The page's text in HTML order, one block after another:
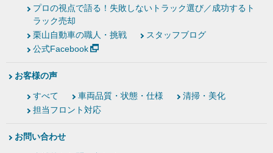
プロの視点で語る！失敗しないトラック選び／成功するト
ラック売却
栗山自動車の職人・挑戦
スタッフブログ
公式Facebook
お客様の声
すべて 車両品質・状態・仕様
清掃・美化
担当フロント対応
お問い合わせ